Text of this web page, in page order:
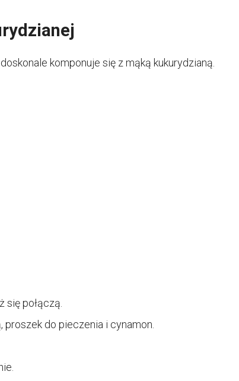
komponuje się z mąką kukurydzianą.
się połączą.
do pieczenia i cynamon.